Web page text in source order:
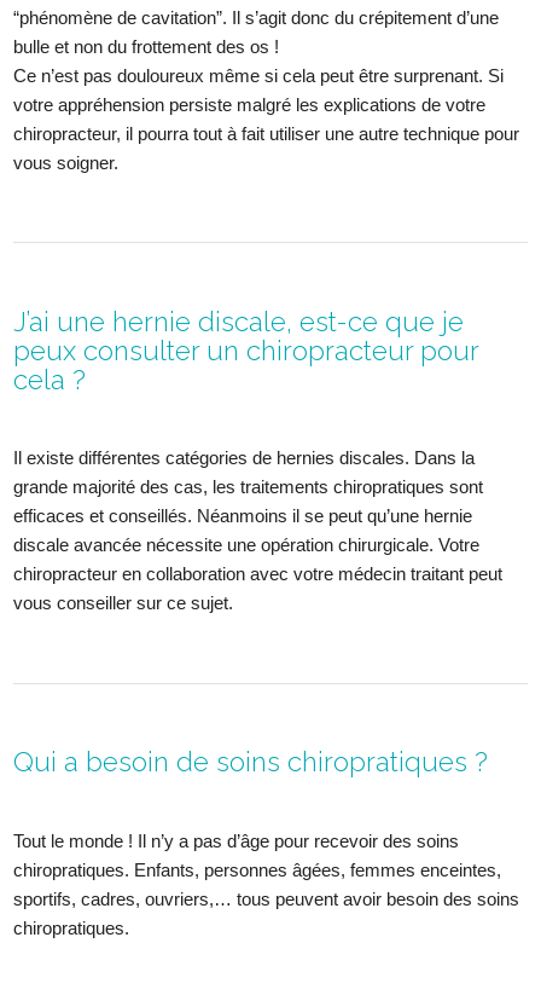
“phénomène de cavitation”. Il s’agit donc du crépitement d’une
bulle et non du frottement des os !
Ce n’est pas douloureux même si cela peut être surprenant. Si
votre appréhension persiste malgré les explications de votre
chiropracteur, il pourra tout à fait utiliser une autre technique pour
vous soigner.
J’ai une hernie discale, est-ce que je
peux consulter un chiropracteur pour
cela ?
Il existe différentes catégories de hernies discales. Dans la
grande majorité des cas, les traitements chiropratiques sont
efficaces et conseillés. Néanmoins il se peut qu’une hernie
discale avancée nécessite une opération chirurgicale. Votre
chiropracteur en collaboration avec votre médecin traitant peut
vous conseiller sur ce sujet.
Qui a besoin de soins chiropratiques ?
Tout le monde ! Il n’y a pas d’âge pour recevoir des soins
chiropratiques. Enfants, personnes âgées, femmes enceintes,
sportifs, cadres, ouvriers,… tous peuvent avoir besoin des soins
chiropratiques.